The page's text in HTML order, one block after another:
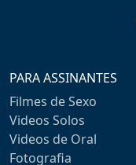
PARA ASSINANTES
Filmes de Sexo
Videos Solos
Videos de Oral
Fotografia